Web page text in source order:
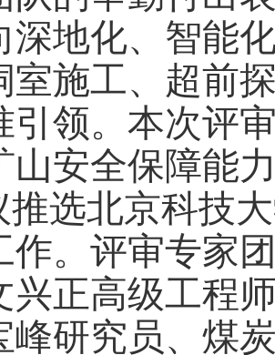
深地化、智能
室施工、超前
引领。本次评
山安全保障能
推选北京科技
作。评审专家
兴正高级工程
峰研究员、煤